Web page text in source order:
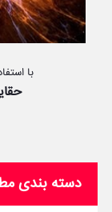
با
دسته بندی